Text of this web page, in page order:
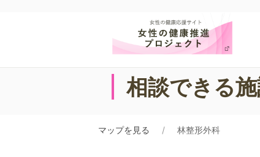
相談できる
マップを見る 林整形外科